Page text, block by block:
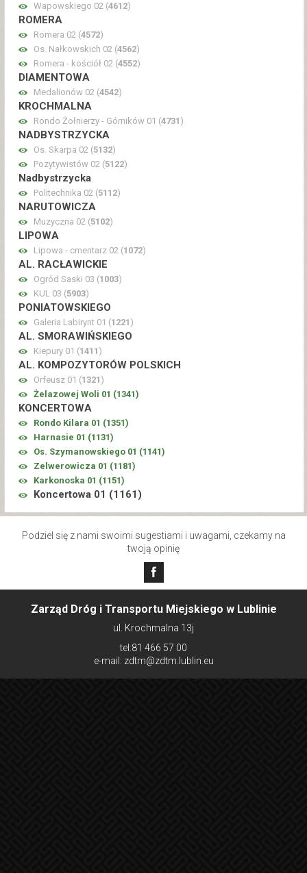
Wapowskiego 02 (4612)
ROMERA
Romera 02 (4572)
Os. Nałkowskich 02 (4562)
Romera - kościół 02 (4552)
DIAMENTOWA
Medalionów 02 (4542)
KROCHMALNA
Rondo Żołnierzy - Górników 01 (4731 )
NADBYSTRZYCKA
Os. Skarpa 02 (5132)
Pozytywistów 02 (5122)
Nadbystrzycka
Politechnika 02 (5112)
NARUTOWICZA
Muzyczna 02 (5102)
LIPOWA
Lipowa - cmentarz 02 (1072)
AL. RACŁAWICKIE
Ogród Saski 03 (1003)
KUL 03 (5903)
PONIATOWSKIEGO
Galeria Labirynt 01 (1221 )
AL. SMORAWIŃSKIEGO
Kiepury 01 (1411 )
AL. KOMPOZYTORÓW POLSKICH
Orfeusz 01 (1321 )
Żelazowej Woli 01 (1341)
KONCERTOWA
Rondo Kilara 01 (1351)
Harnasie 01 (1131)
Os. Szymanowskiego 01 (1141)
Zelwerowicza 01 (1181)
Karkonoska 01 (1151)
Koncertowa 01 (1161 )
Podziel się z nami swoimi sugestiami i uwagami, czekamy na
twoją opinię
Zarząd Dróg i Transportu Miejskiego w Lublinie
ul. Krochmalna 13j
tel:81 466 57 00
e-mail: zdtm@zdtm.lublin.eu